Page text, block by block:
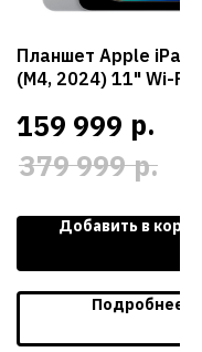
Планшет Apple iPad
(M4, 2024) 11" Wi-Fi +
Серебристый)
159 999 р.
379 999 р.
Добавить в
Подробнее